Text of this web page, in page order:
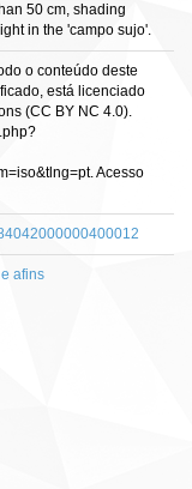
50 cm, shading
in the 'campo sujo'.
o conteúdo deste
está licenciado
(CC BY NC 4.0).
Acesso
afins